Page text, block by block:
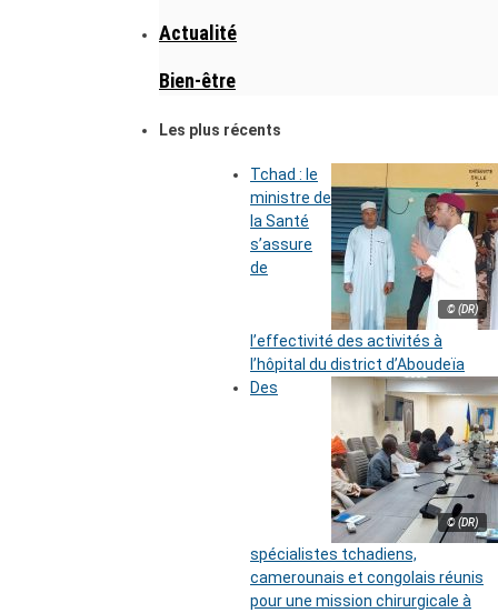
Actualité
Bien-être
Les plus récents
© (DR)
Tchad : le
ministre de
la Santé
s’assure
de
l’effectivité des activités à
l’hôpital du district d’Aboudeïa
© (DR)
Des
spécialistes tchadiens,
camerounais et congolais réunis
pour une mission chirurgicale à